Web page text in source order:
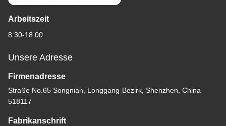
Arbeitszeit
8:30-18:00
Unsere Adresse
Firmenadresse
Straße No.65 Songnian, Longgang-Bezirk, Shenzhen, China
518117
Fabrikanschrift